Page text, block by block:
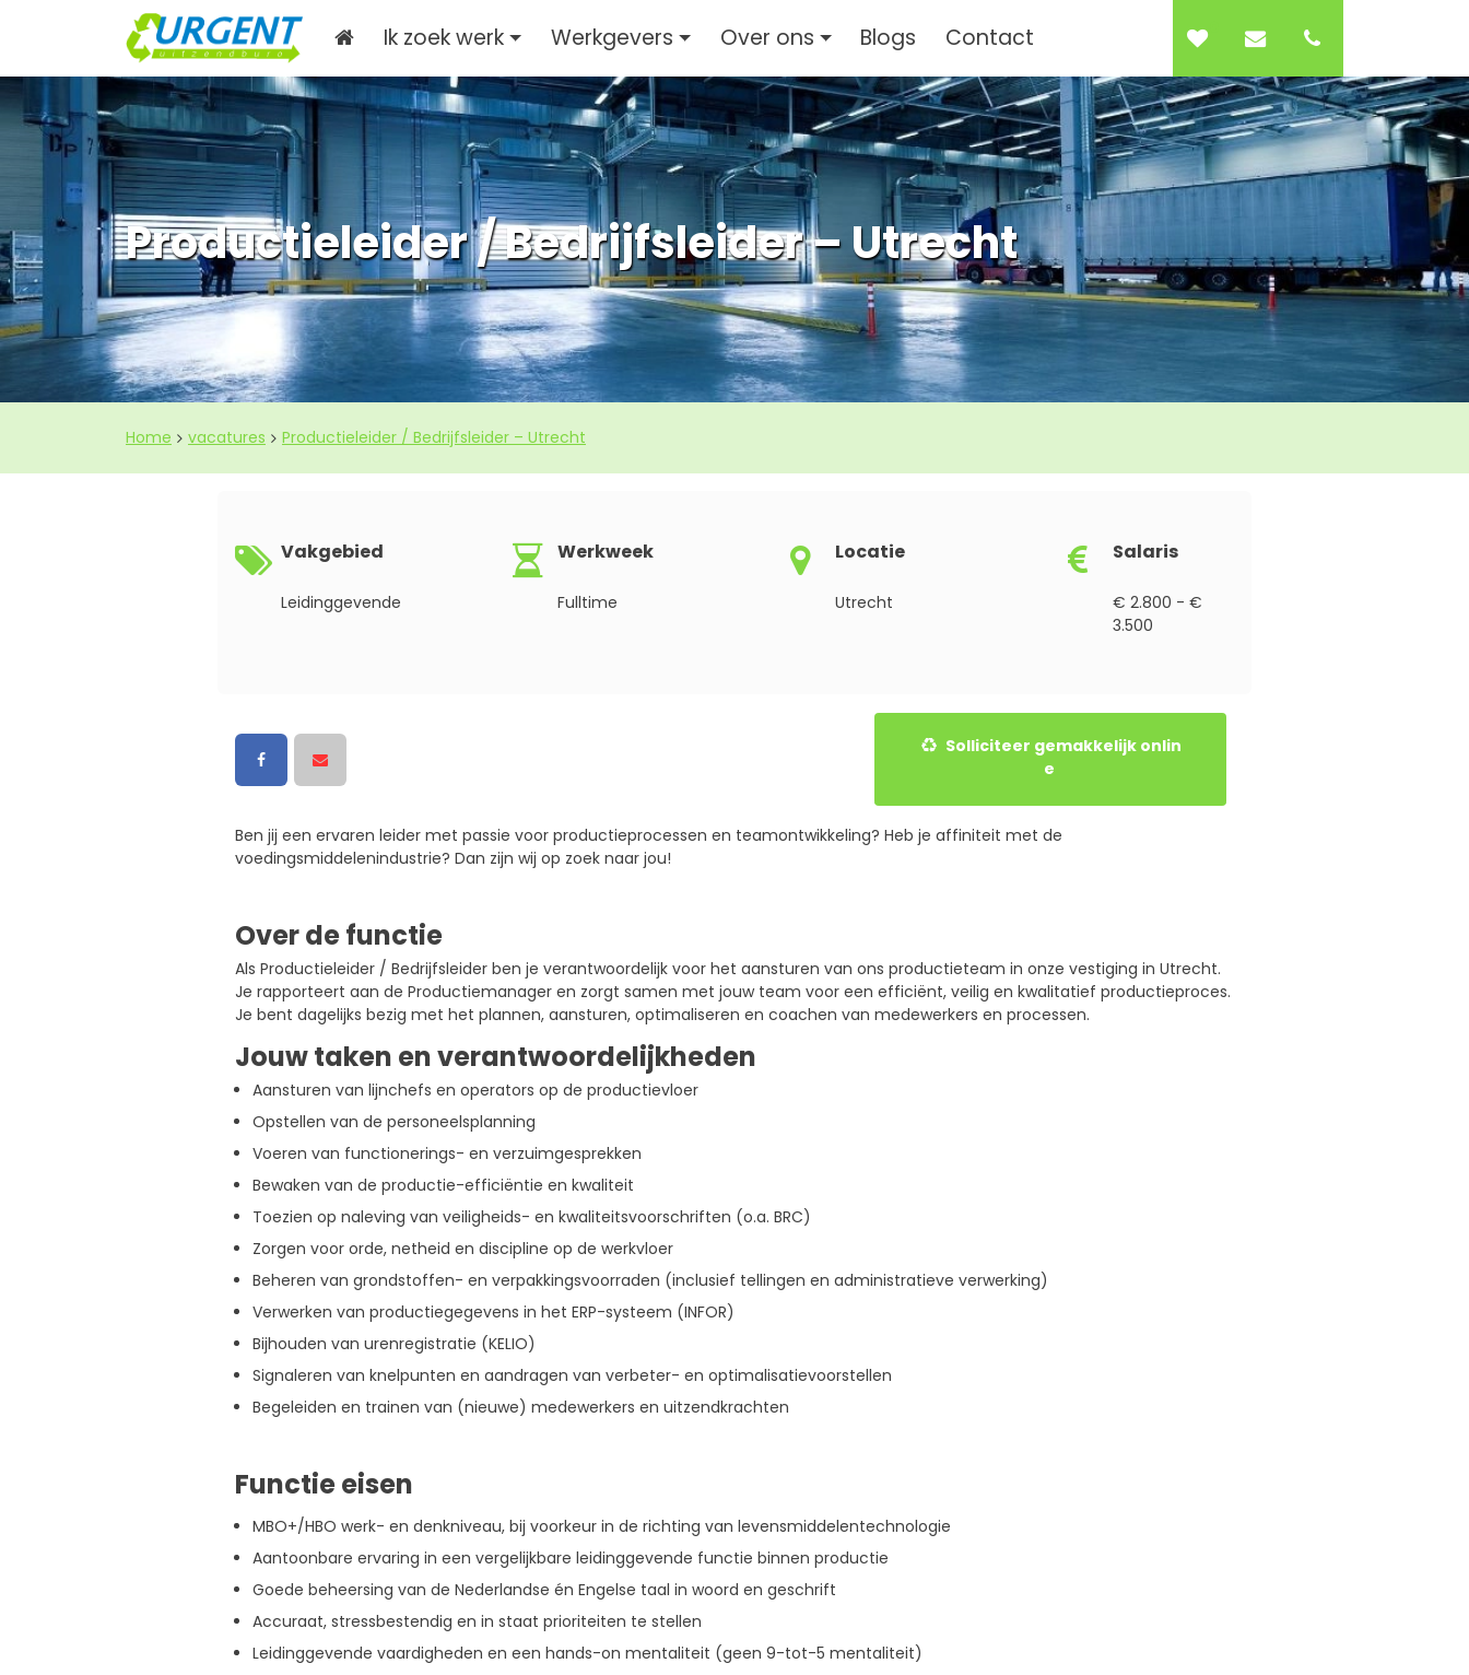
Ik zoek werk Werkgevers Over ons Blogs Contact
Productieleider / Bedrijfsleider – Utrecht
Home vacatures Productieleider / Bedrijfsleider – Utrecht
Vakgebied
Leidinggevende
Werkweek
Fulltime
Locatie
Utrecht
Salaris
€ 2.800 - €
3.500
e
Ben jij een ervaren leider met passie voor productieprocessen en teamontwikkeling? Heb je affiniteit met de
voedingsmiddelenindustrie? Dan zijn wij op zoek naar jou!
Over de functie
Als Productieleider / Bedrijfsleider ben je verantwoordelijk voor het aansturen van ons productieteam in onze vestiging in Utrecht.
Je rapporteert aan de Productiemanager en zorgt samen met jouw team voor een efficiënt, veilig en kwalitatief productieproces.
Je bent dagelijks bezig met het plannen, aansturen, optimaliseren en coachen van medewerkers en processen.
Jouw taken en verantwoordelijkheden
Aansturen van lijnchefs en operators op de productievloer
Opstellen van de personeelsplanning
Voeren van functionerings- en verzuimgesprekken
Bewaken van de productie-efficiëntie en kwaliteit
Toezien op naleving van veiligheids- en kwaliteitsvoorschriften (o.a. BRC)
Zorgen voor orde, netheid en discipline op de werkvloer
Beheren van grondstoffen- en verpakkingsvoorraden (inclusief tellingen en administratieve verwerking)
Verwerken van productiegegevens in het ERP-systeem (INFOR)
Bijhouden van urenregistratie (KELIO)
Signaleren van knelpunten en aandragen van verbeter- en optimalisatievoorstellen
Begeleiden en trainen van (nieuwe) medewerkers en uitzendkrachten
Functie eisen
MBO+/HBO werk- en denkniveau, bij voorkeur in de richting van levensmiddelentechnologie
Aantoonbare ervaring in een vergelijkbare leidinggevende functie binnen productie
Goede beheersing van de Nederlandse én Engelse taal in woord en geschrift
Accuraat, stressbestendig en in staat prioriteiten te stellen
Leidinggevende vaardigheden en een hands-on mentaliteit (geen 9-tot-5 mentaliteit)